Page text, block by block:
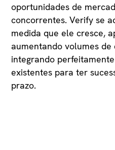
oportunidades de
concorrentes. Verify se
medida que ele cresce,
aumentando volumes de
integrando
existentes para ter
prazo.